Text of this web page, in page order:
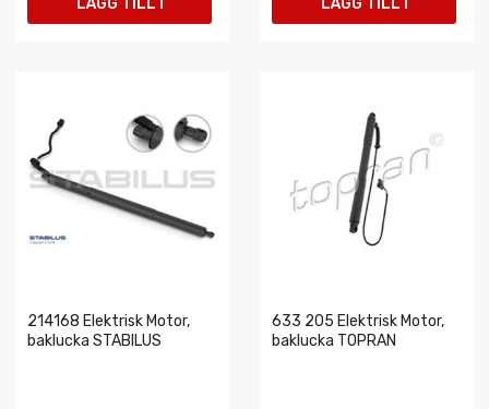
LÄGG TILL I LÄGG TILL I
214168 Elektrisk Motor,
baklucka STABILUS
633 205 Elektrisk Motor,
baklucka TOPRAN